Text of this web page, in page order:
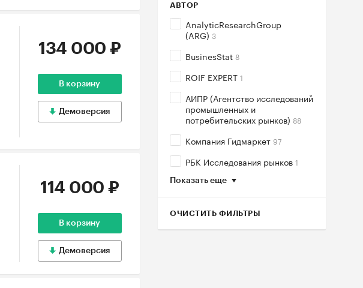
АВТОР
AnalyticResearchGroup
(ARG) 3
BusinesStat 8
ROIF EXPERT 1
АИПР (Агентство исследований
промышленных и
потребительских рынков) 88
Компания Гидмаркет 97
РБК Исследования рынков 1
Показать еще
ОЧИСТИТЬ ФИЛЬТРЫ
134 000 ₽
В корзину
Демоверсия
114 000 ₽
В корзину
Демоверсия